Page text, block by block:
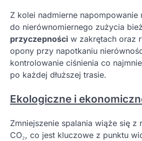
Z kolei nadmierne
do nierównomiernego zużycia
przyczepności w zakrętach oraz
opony przy napotkaniu
kontrolowanie ciśnienia co
po każdej dłuższej trasie.
Ekologiczne i
Zmniejszenie spalania wiąże się z
CO₂, co jest kluczowe z punktu